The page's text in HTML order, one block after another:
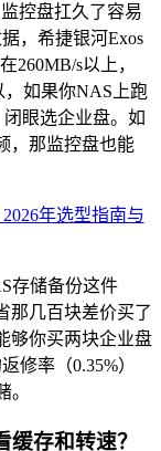
控盘扛久了容易
，希捷银河Exos
260MB/s以上，
，如果你NAS上跑
眼选企业盘。如
，那监控盘也能
存储备份这件
那几百块差价买了
够你买两块企业盘
修率（0.35%）
。
存和转速？